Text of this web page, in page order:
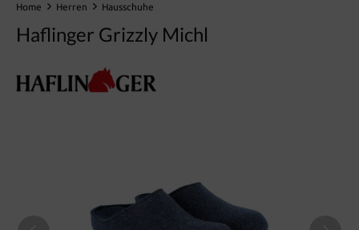
Home Herren Hausschuhe
Haflinger Grizzly Michl